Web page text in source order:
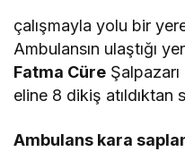
çalışmayla yolu bir
Ambulansın ulaştığı
Fatma Cüre
eline 8 dikiş atıldıktan
Ambulans kara